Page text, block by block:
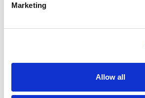
Marketing
Allow all